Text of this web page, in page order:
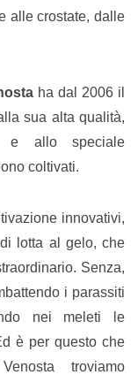
alle crostate, dalle
ha dal 2006 il
sua alta qualità,
e allo speciale
coltivati.
innovativi,
lotta al gelo, che
Senza,
i parassiti
nei meleti le
è per questo che
troviamo